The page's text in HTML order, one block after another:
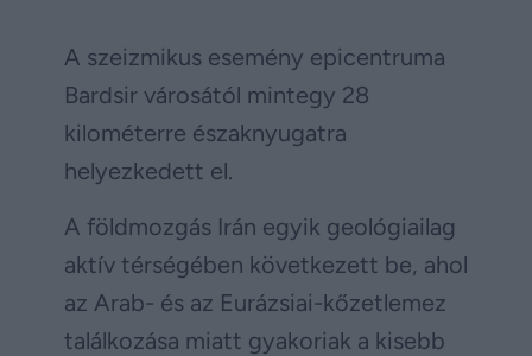
A szeizmikus esemény epicentruma
Bardsir városától mintegy 28
kilométerre északnyugatra
helyezkedett el.
A földmozgás Irán egyik geológiailag
aktív térségében következett be, ahol
az Arab- és az Eurázsiai-kőzetlemez
találkozása miatt gyakoriak a kisebb